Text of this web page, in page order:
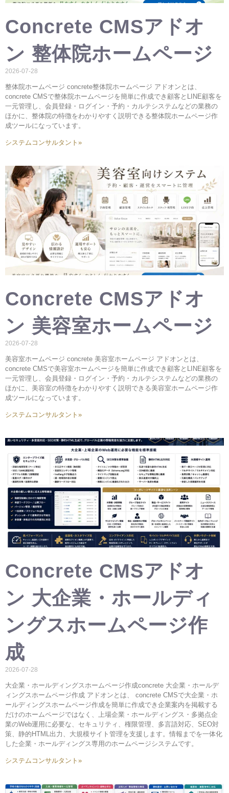
Concrete CMSアドオ
ン 整体院ホームページ
2026-07-28
整体院ホームページ concrete整体院ホームページ アドオンとは、
concrete CMSで整体院ホームページを簡単に作成でき顧客とLINE顧客を
一元管理し、会員登録・ログイン・予約・カルテシステムなどの業務の
ほかに、整体院の特徴をわかりやすく説明できる整体院ホームページ作
成ツールになっています。
システムコンサルタント»
Concrete CMSアドオ
ン 美容室ホームページ
2026-07-28
美容室ホームページ concrete 美容室ホームページ アドオンとは、
concrete CMSで美容室ホームページを簡単に作成でき顧客とLINE顧客を
一元管理し、会員登録・ログイン・予約・カルテシステムなどの業務の
ほかに、美容室の特徴をわかりやすく説明できる美容室ホームページ作
成ツールになっています。
システムコンサルタント»
Concrete CMSアドオ
ン 大企業・ホールディ
ングスホームページ作
成
2026-07-28
大企業・ホールディングスホームページ作成concrete 大企業・ホールデ
ィングスホームページ作成 アドオンとは、 concrete CMSで大企業・ホ
ールディングスホームページ作成を簡単に作成でき企業案内を掲載する
だけのホームページではなく、上場企業・ホールディングス・多拠点企
業のWeb運用に必要な、セキュリティ、権限管理、多言語対応、SEO対
策、静的HTML出力、大規模サイト管理を支援します。情報までを一体化
した企業・ホールディングス専用のホームページシステムです。
システムコンサルタント»